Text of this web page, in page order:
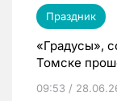
Праздник
«Градусы»,
Томске
09:53 /